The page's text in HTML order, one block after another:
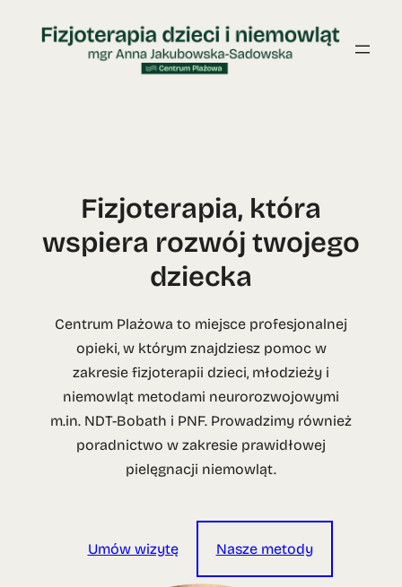
Fizjoterapia, która
wspiera rozwój twojego
dziecka
Centrum Plażowa to miejsce profesjonalnej
opieki, w którym znajdziesz pomoc w
zakresie fizjoterapii dzieci, młodzieży i
niemowląt metodami neurorozwojowymi
m.in. NDT-Bobath i PNF. Prowadzimy również
poradnictwo w zakresie prawidłowej
pielęgnacji niemowląt.
Umów wizytę Nasze metody